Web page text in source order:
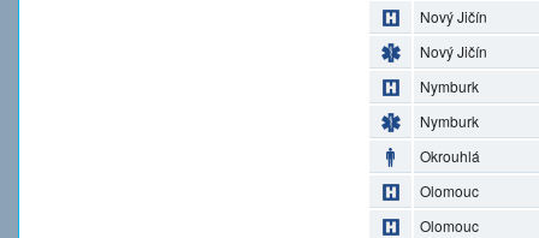
Nový Jičín
Nový Jičín
Nymburk
Nymburk
Okrouhlá
Olomouc
Olomouc